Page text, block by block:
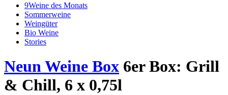
9Weine des Monats
Sommerweine
Weingüter
Bio Weine
Stories
Neun Weine Box 6er Box: Grill
& Chill, 6 x 0,75l